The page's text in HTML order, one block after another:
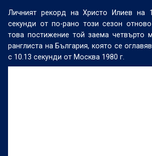
Личният рекорд на Христо Илиев на
секунди от по-рано този сезон
това постижение той заема четвърто
ранглиста на България, която се
с 10.13 секунди от Москва 1980 г.